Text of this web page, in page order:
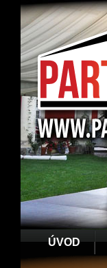
ÚVOD